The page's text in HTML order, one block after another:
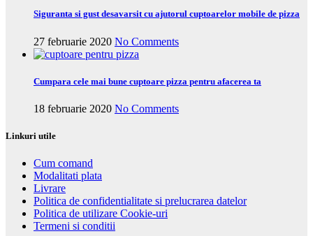
Siguranta si gust desavarsit cu ajutorul cuptoarelor mobile de pizza
27 februarie 2020 No Comments
Cumpara cele mai bune cuptoare pizza pentru afacerea ta
18 februarie 2020 No Comments
Linkuri utile
Cum comand
Modalitati plata
Livrare
Politica de confidentialitate si prelucrarea datelor
Politica de utilizare Cookie-uri
Termeni si conditii